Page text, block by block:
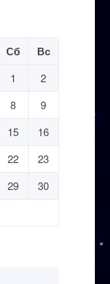
Сб Вс
1
2
8
9
15
16
22
23
29
30